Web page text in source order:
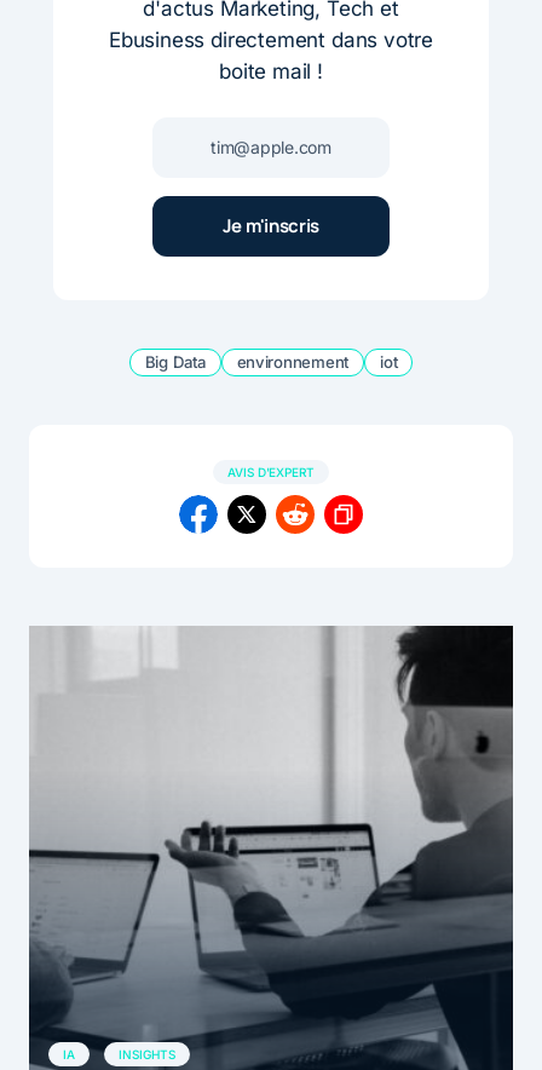
d'actus Marketing, Tech et
Ebusiness directement dans votre
boite mail !
Big Data environnement iot
AVIS D'EXPERT
IA INSIGHTS